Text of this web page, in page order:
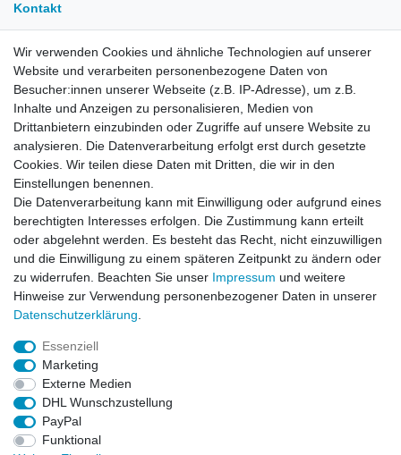
Kontakt
E-Mail:info[at]kreativplotter.de
Telefon:0202-87063640
Öffnungszeiten:
Montag bis Freitag von 8.30 - 15.30 Uhr
Kontaktformular
Informationen
Registrieren
Widerrufsrecht
Datenschutzerklärung
AGB
Impressum
Widerrufsbutton
Wir verwenden Cookies und ähnliche Technologien auf unserer
Website und verarbeiten personenbezogene Daten von
Besucher:innen unserer Webseite (z.B. IP-Adresse), um z.B.
Inhalte und Anzeigen zu personalisieren, Medien von
Drittanbietern einzubinden oder Zugriffe auf unsere Website zu
analysieren. Die Datenverarbeitung erfolgt erst durch gesetzte
Cookies. Wir teilen diese Daten mit Dritten, die wir in den
Einstellungen benennen.
Die Datenverarbeitung kann mit Einwilligung oder aufgrund eines
berechtigten Interesses erfolgen. Die Zustimmung kann erteilt
oder abgelehnt werden. Es besteht das Recht, nicht einzuwilligen
und die Einwilligung zu einem späteren Zeitpunkt zu ändern oder
zu widerrufen. Beachten Sie unser Impressum und weitere
Hinweise zur Verwendung personenbezogener Daten in unserer
Daten­schutz­erklärung
Essenziell
Marketing
Externe Medien
DHL Wunschzustellung
PayPal
Funktional